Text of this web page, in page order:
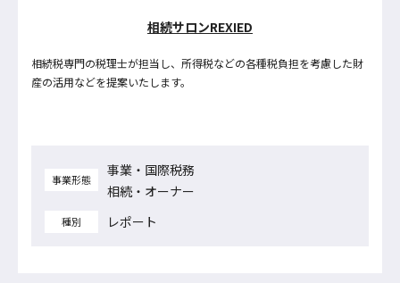
相続サロンREXIED
相続税専門の税理士が担当し、所得税などの各種税負担を考慮した財
産の活用などを提案いたします。
事業形態
事業・国際税務
相続・オーナー
種別 レポート